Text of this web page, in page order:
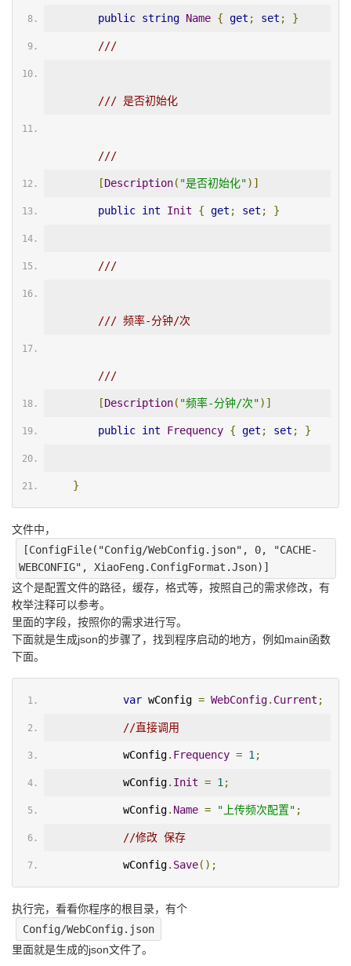
public string Name { get ; set ; }
///
/// 是否初始化
///
[Description( "是否初始化")]
public int Init { get ; set ; }
///
/// 频率-分钟/次
///
[Description( "频率-分钟/次")]
public int Frequency { get ; set ; }
}
文件中，
[ConfigFile("Config/WebConfig.json", 0, "CACHE-
WEBCONFIG", XiaoFeng.ConfigFormat.Json)]
这个是配置文件的路径，缓存，格式等，按照自己的需求修改，有
枚举注释可以参考。
里面的字段，按照你的需求进行写。
下面就是生成json的步骤了，找到程序启动的地方，例如main函数
下面。
var wConfig = WebConfig. Current ;
//直接调用
            wConfig
. Frequency = 1 ;
            wConfig
. Init = 1 ;
            wConfig
. Name = "上传频次配置" ;
//修改 保存
            wConfig
. Save();
执行完，看看你程序的根目录，有个
Config/WebConfig.json
里面就是生成的json文件了。